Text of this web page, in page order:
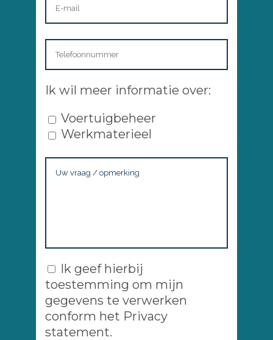
Ik wil meer informatie over:
Voertuigbeheer
Werkmaterieel
Ik geef hierbij
toestemming om mijn
gegevens te verwerken
conform het Privacy
statement.